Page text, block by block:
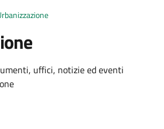
uffici, notizie ed eventi